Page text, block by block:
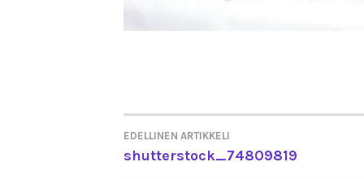
ARTIKKELIEN
EDELLINEN ARTIKKELI
shutterstock_74809819